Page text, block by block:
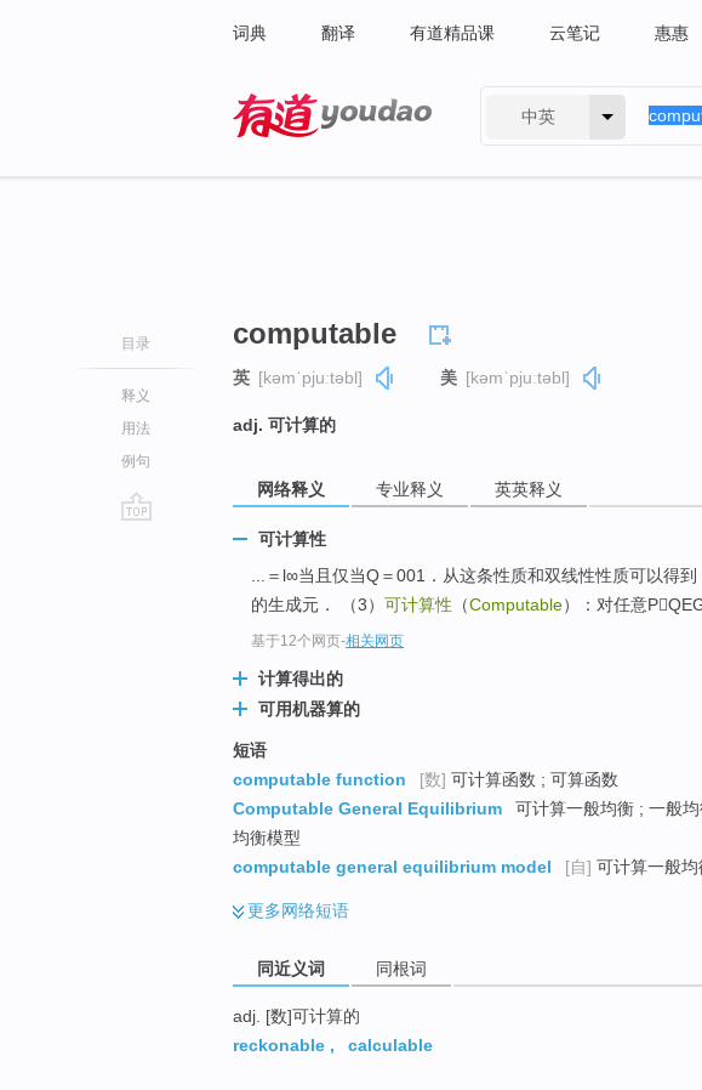
词典 翻译 有道精品课 云笔记 惠惠
中英
目录
释义
用法
例句
computable
英 [kəmˈpjuːtəbl] 美 [kəmˈpjuːtəbl]
adj. 可计算的
网络释义 专业释义 英英释义
可计算性
...＝l∞当且仅当Q＝001．从这条性质和双线性性质可以得
的生成元． （3） 可计算性 （Computable）：对任意
基于12个网页-相关网页
计算得出的
可用机器算的
短语
computable function
[数] 可计算函数 ; 可算函数
Computable General Equilibrium
可计算一般均衡 ; 一般
均衡模型
computable general equilibrium model
[自] 可计算一般
更多网络短语
同近义词 同根词
adj. [数]可计算的
reckonable , calculable